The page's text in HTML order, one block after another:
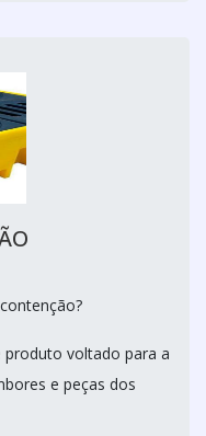
voltado para a
e peças dos